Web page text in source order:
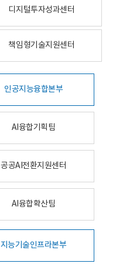
디지털투자성과센터
책임형기술지원센터
인공지능융합본부
AI융합기획팀
공공AI전환지원센터
AI융합확산팀
지능기술인프라본부